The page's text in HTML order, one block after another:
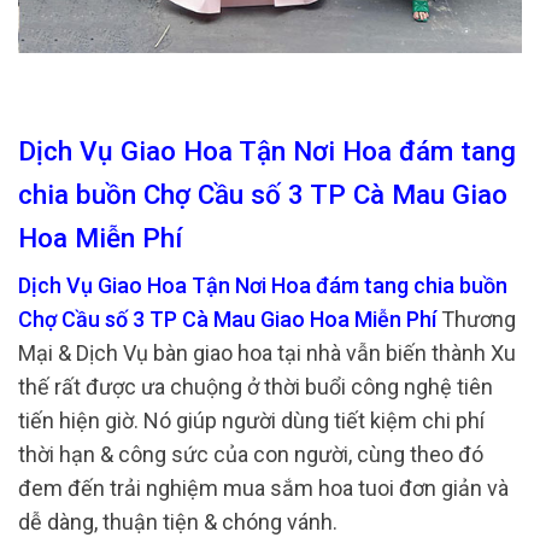
Dịch Vụ Giao Hoa Tận Nơi Hoa đám tang
chia buồn Chợ Cầu số 3 TP Cà Mau Giao
Hoa Miễn Phí
Dịch Vụ Giao Hoa Tận Nơi Hoa đám tang chia buồn
Chợ Cầu số 3 TP Cà Mau Giao Hoa Miễn PhíThương
Mại & Dịch Vụ bàn giao hoa tại nhà vẫn biến thành Xu
thế rất được ưa chuộng ở thời buổi công nghệ tiên
tiến hiện giờ. Nó giúp người dùng tiết kiệm chi phí
thời hạn & công sức của con người, cùng theo đó
đem đến trải nghiệm mua sắm hoa tuoi đơn giản và
dễ dàng, thuận tiện & chóng vánh.